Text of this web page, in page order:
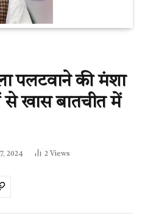
पलटवाने की मंशा
से खास बातचीत में
2024 2 Views